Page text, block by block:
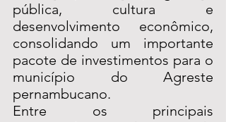
pública, cultura e
desenvolvimento econômico,
consolidando um importante
pacote de investimentos para o
município do Agreste
pernambucano.
Entre os principais